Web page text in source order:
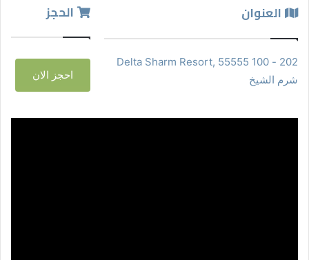
العنوان
202 - 100 Delta Sharm Resort, 55555
شرم الشيخ
الحجز
احجز الان